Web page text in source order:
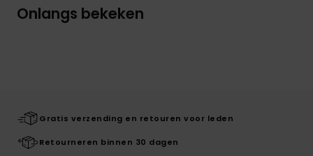
Onlangs bekeken
Gratis verzending en retouren voor leden
Retourneren binnen 30 dagen